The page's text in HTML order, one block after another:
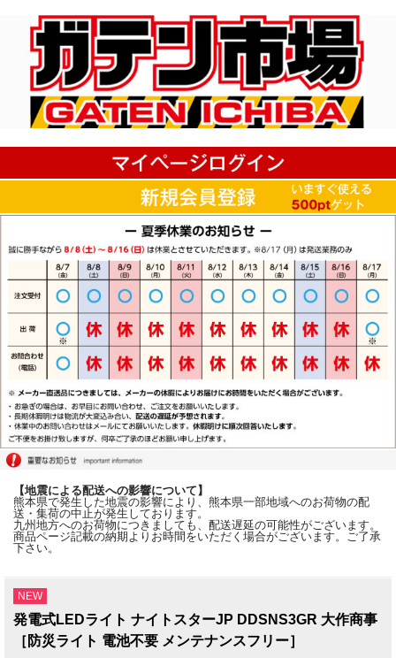
【地震による配送への影響について】
熊本県で発生した地震の影響により、熊本県一部地域へのお荷物の配
送・集荷の中止が発生しております。
九州地方へのお荷物につきましても、配送遅延の可能性がございます。
商品ページ記載の納期よりお時間をいただく場合がございます。ご了承
下さい。
NEW
発電式LEDライト ナイトスターJP DDSNS3GR 大作商事
［防災ライト 電池不要 メンテナンスフリー］